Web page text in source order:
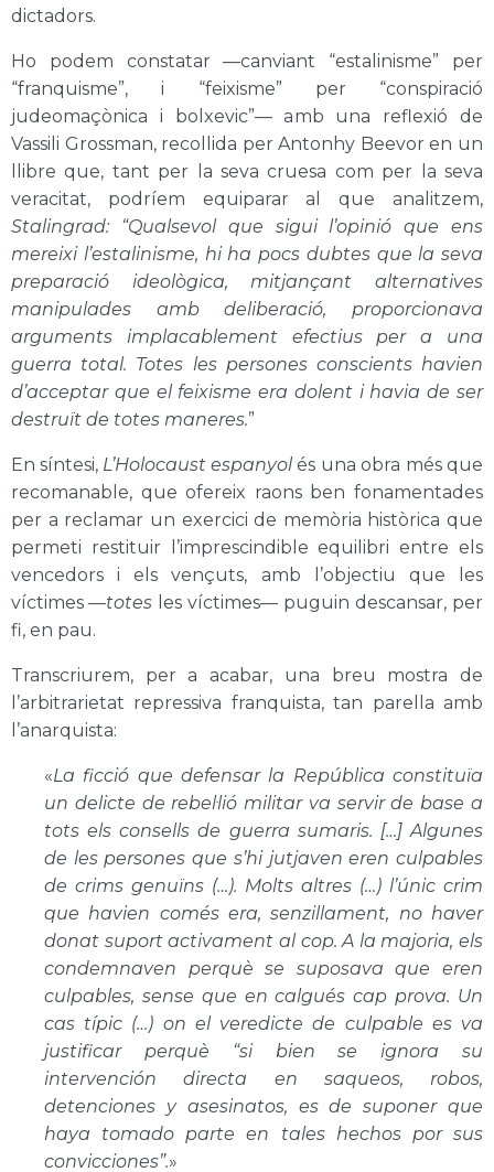
dictadors.
Ho podem constatar —canviant “estalinisme” per
“franquisme”, i “feixisme” per “conspiració
judeomaçònica i bolxevic”— amb una reflexió de
Vassili Grossman, recollida per Antonhy Beevor en un
llibre que, tant per la seva cruesa com per la seva
veracitat, podríem equiparar al que analitzem,
Stalingrad: “Qualsevol que sigui l’opinió que ens
mereixi l’estalinisme, hi ha pocs dubtes que la seva
preparació ideològica, mitjançant alternatives
manipulades amb deliberació, proporcionava
arguments implacablement efectius per a una
guerra total. Totes les persones conscients havien
d’acceptar que el feixisme era dolent i havia de ser
destruït de totes maneres.”
En síntesi, L’Holocaust espanyolés una obra més que
recomanable, que ofereix raons ben fonamentades
per a reclamar un exercici de memòria històrica que
permeti restituir l’imprescindible equilibri entre els
vencedors i els vençuts, amb l’objectiu que les
víctimes —totes les víctimes— puguin descansar, per
fi, en pau.
Transcriurem, per a acabar, una breu mostra de
l’arbitrarietat repressiva franquista, tan parella amb
l’anarquista:
«La ficció que defensar la República constituïa
un delicte de rebel·lió militar va servir de base a
tots els consells de guerra sumaris. […] Algunes
de les persones que s’hi jutjaven eren culpables
de crims genuïns (…). Molts altres (…) l’únic crim
que havien comés era, senzillament, no haver
donat suport activament al cop. A la majoria, els
condemnaven perquè se suposava que eren
culpables, sense que en calgués cap prova. Un
cas típic (…) on el veredicte de culpable es va
justificar perquè “si bien se ignora su
intervención directa en saqueos, robos,
detenciones y asesinatos, es de suponer que
haya tomado parte en tales hechos por sus
convicciones”.»